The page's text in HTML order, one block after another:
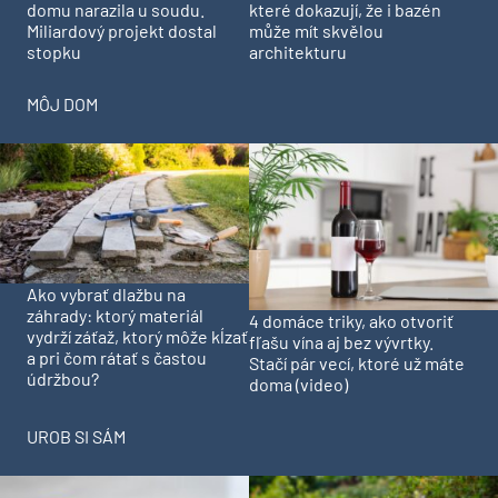
domu narazila u soudu.
Miliardový projekt dostal
stopku
které dokazují, že i bazén
může mít skvělou
architekturu
MÔJ DOM
Ako vybrať dlažbu na
záhrady: ktorý materiál
vydrží záťaž, ktorý môže kĺzať
a pri čom rátať s častou
údržbou?
4 domáce triky, ako otvoriť
fľašu vína aj bez vývrtky.
Stačí pár vecí, ktoré už máte
doma (video)
UROB SI SÁM